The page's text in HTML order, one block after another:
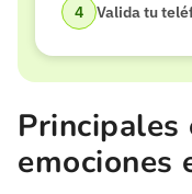
Valida tu
Principales
emociones